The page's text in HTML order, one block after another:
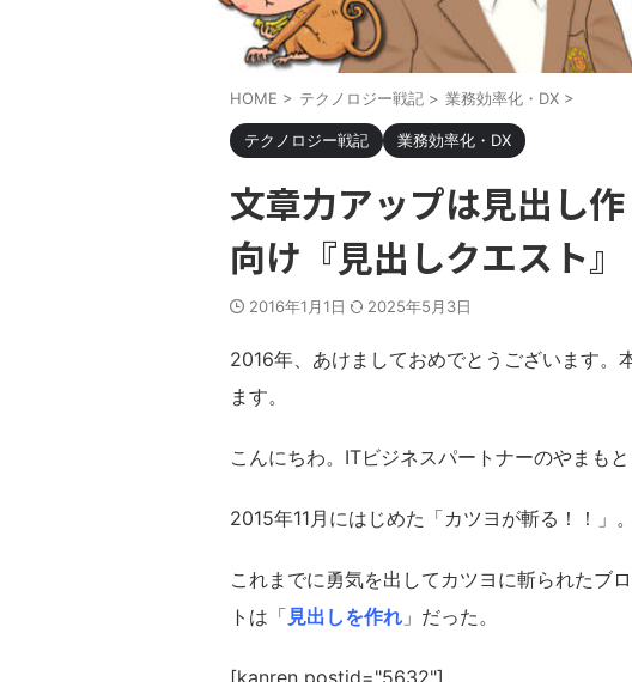
HOME > テクノロジー戦記 > 業務効率化・DX >
テクノロジー戦記 業務効率化・DX
文章力アップは見出し
向け『見出しクエスト』
2016年1月1日 2025年5月3日
2016年、あけましておめでとうございます。
ます。
こんにちわ。ITビジネスパートナーのやまもと
2015年11月にはじめた「カツヨが斬る！！」
これまでに勇気を出してカツヨに斬られたブ
トは「 見出しを作れ 」だった。
[kanren postid="5632"]